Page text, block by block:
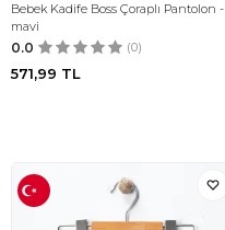
Bebek Kadife Boss Çoraplı Pantolon -
mavi
0.0 (0)
571,99 TL